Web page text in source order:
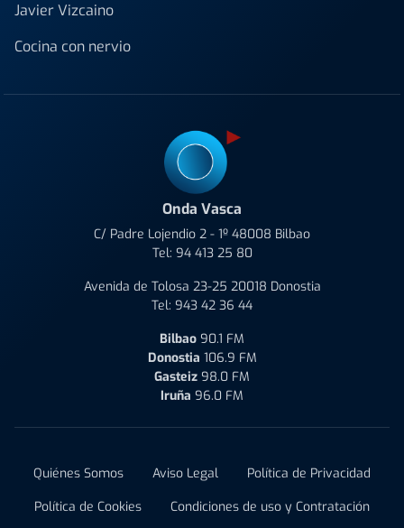
Javier Vizcaino
Cocina con nervio
Onda Vasca
C/ Padre Lojendio 2 - 1º 48008 Bilbao
Tel: 94 413 25 80
Avenida de Tolosa 23-25 20018 Donostia
Tel: 943 42 36 44
Bilbao 90.1 FM
Donostia 106.9 FM
Gasteiz 98.0 FM
Iruña 96.0 FM
Quiénes Somos Aviso Legal
Política de Privacidad
Política de Cookies
Condiciones de uso y Contratación